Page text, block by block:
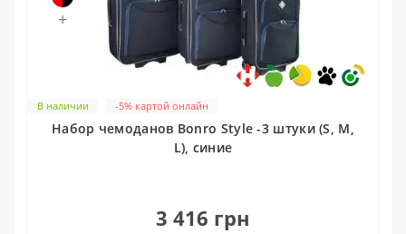
В наличии
+
-5% картой онлайн
Набор чемоданов Bonro Style -3 штуки (S, M,
L), синие
3 416 грн